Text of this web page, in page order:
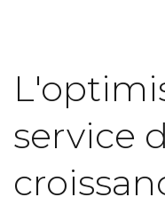
service